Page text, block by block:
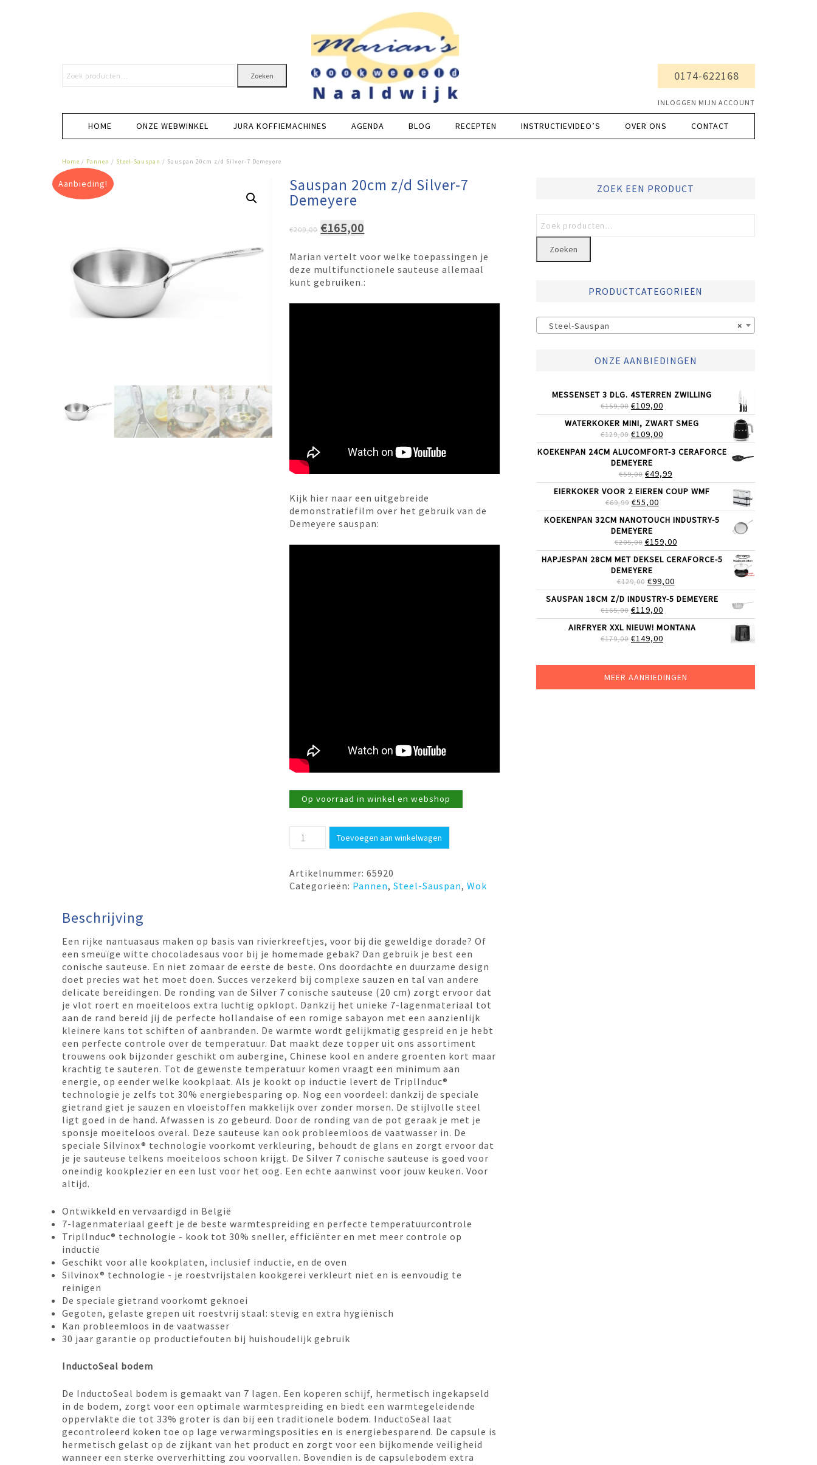
Zoeken 0174-622168
INLOGGEN MIJN ACCOUNT
HOME ONZE WEBWINKEL JURA KOFFIEMACHINES AGENDA BLOG RECEPTEN INSTRUCTIEVIDEO’S OVER ONS CONTACT
Home / Pannen / Steel-Sauspan / Sauspan 20cm z/d Silver-7 Demeyere
Aanbieding! Sauspan 20cm z/d Silver-7
Demeyere
€209,00 Oorspronkelijke
was:
€209,00.
€165,00
is:
€165,00.
Marian vertelt voor welke toepassingen je
deze multifunctionele sauteuse allemaal
kunt gebruiken.:
Kijk hier naar een uitgebreide
demonstratiefilm over het gebruik van de
Demeyere sauspan:
Op voorraad in winkel en webshop
Sauspan
20cm
Silver-
7
Toevoegen aan winkelwagen
Artikelnummer:65920
Categorieën: Pannen,Steel-Sauspan,Wok
Beschrijving
Een rijke nantuasaus maken op basis van rivierkreeftjes, voor bij die geweldige dorade? Of
een smeuïge witte chocoladesaus voor bij je homemade gebak? Dan gebruik je best een
conische sauteuse. En niet zomaar de eerste de beste. Ons doordachte en duurzame design
doet precies wat het moet doen. Succes verzekerd bij complexe sauzen en tal van andere
delicate bereidingen. De ronding van de Silver 7 conische sauteuse (20 cm) zorgt ervoor dat
je vlot roert en moeiteloos extra luchtig opklopt. Dankzij het unieke 7-lagenmateriaal tot
aan de rand bereid jij de perfecte hollandaise of een romige sabayon met een aanzienlijk
kleinere kans tot schiften of aanbranden. De warmte wordt gelijkmatig gespreid en je hebt
een perfecte controle over de temperatuur. Dat maakt deze topper uit ons assortiment
trouwens ook bijzonder geschikt om aubergine, Chinese kool en andere groenten kort maar
krachtig te sauteren. Tot de gewenste temperatuur komen vraagt een minimum aan
energie, op eender welke kookplaat. Als je kookt op inductie levert de TriplInduc®
technologie je zelfs tot 30% energiebesparing op. Nog een voordeel: dankzij de speciale
gietrand giet je sauzen en vloeistoffen makkelijk over zonder morsen. De stijlvolle steel
ligt goed in de hand. Afwassen is zo gebeurd. Door de ronding van de pot geraak je met je
sponsje moeiteloos overal. Deze sauteuse kan ook probleemloos de vaatwasser in. De
speciale Silvinox® technologie voorkomt verkleuring, behoudt de glans en zorgt ervoor dat
je je sauteuse telkens moeiteloos schoon krijgt. De Silver 7 conische sauteuse is goed voor
oneindig kookplezier en een lust voor het oog. Een echte aanwinst voor jouw keuken. Voor
altijd.
Ontwikkeld en vervaardigd in België
7-lagenmateriaal geeft je de beste warmtespreiding en perfecte temperatuurcontrole
TriplInduc® technologie - kook tot 30% sneller, efficiënter en met meer controle op
inductie
Geschikt voor alle kookplaten, inclusief inductie, en de oven
Silvinox® technologie - je roestvrijstalen kookgerei verkleurt niet en is eenvoudig te
reinigen
De speciale gietrand voorkomt geknoei
Gegoten, gelaste grepen uit roestvrij staal: stevig en extra hygiënisch
Kan probleemloos in de vaatwasser
30 jaar garantie op productiefouten bij huishoudelijk gebruik
InductoSeal bodem
De InductoSeal bodem is gemaakt van 7 lagen. Een koperen schijf, hermetisch ingekapseld
in de bodem, zorgt voor een optimale warmtespreiding en biedt een warmtegeleidende
oppervlakte die tot 33% groter is dan bij een traditionele bodem. InductoSeal laat
gecontroleerd koken toe op lage verwarmingsposities en is energiebesparend. De capsule is
hermetisch gelast op de zijkant van het product en zorgt voor een bijkomende veiligheid
wanneer een sterke oververhitting zou voorvallen. Bovendien is de capsulebodem extra
ZOEK EEN PRODUCT
Zoeken
PRODUCTCATEGORIEËN
×
Steel-Sauspan
ONZE AANBIEDINGEN
MESSENSET 3 DLG. 4STERREN ZWILLING
€159,00 OORSPRONKELIJKE
PRIJS
WAS:
€159,00.
€109,00
PRIJS
IS:
€109,00.
WATERKOKER MINI, ZWART SMEG
€129,00 OORSPRONKELIJKE
PRIJS
WAS:
€129,00.
€109,00
PRIJS
IS:
KOEKENPAN 24CM ALUCOMFORT-3 CERAFORCE
DEMEYERE
€59,00 OORSPRONKELIJKE
PRIJS
WAS:
€59,00.
€49,99
PRIJS
IS:
EIERKOKER VOOR 2 EIEREN COUP WMF
€69,99 OORSPRONKELIJKE
PRIJS
WAS:
€69,99.
€55,00HUIDIGE
PRIJS
IS:
KOEKENPAN 32CM NANOTOUCH INDUSTRY-5
DEMEYERE
€205,00 OORSPRONKELIJKE
PRIJS
WAS:
€205,00.
€159,00HUIDIGE
PRIJS
IS:
HAPJESPAN 28CM MET DEKSEL CERAFORCE-5
DEMEYERE
€129,00 OORSPRONKELIJKE
PRIJS
WAS:
€129,00.
€99,00HUIDIGE
PRIJS
IS:
SAUSPAN 18CM Z/D INDUSTRY-5 DEMEYERE
€165,00 OORSPRONKELIJKE
PRIJS
WAS:
€165,00.
€119,00
PRIJS
IS:
€119,00.
AIRFRYER XXL NIEUW! MONTANA
€179,00 OORSPRONKELIJKE
€149,00
MEER AANBIEDINGEN